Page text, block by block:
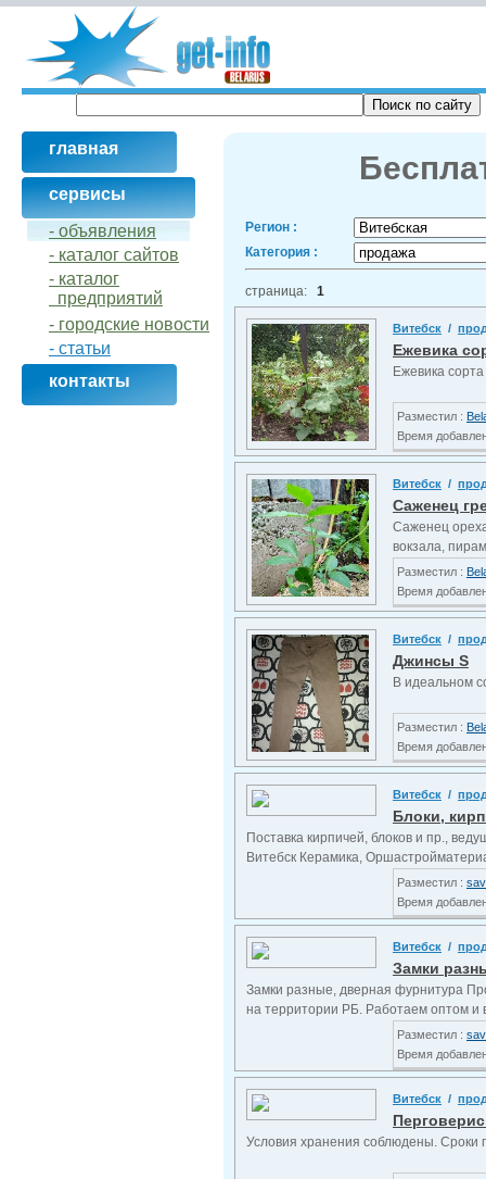
главная
сервисы
- объявления
- кaталог сайтов
- кaталог
предприятий
- городские новости
- статьи
контакты
Регион :
Категория :
страница: 1
Витебск /
Ежевика
Ежевика
Разместил :
Время
Витебск /
Саженец
Саженец
вокзала,
Разместил :
Время
Витебск /
Джинсы S
В идеальном
Разместил :
Время
Витебск /
Блоки,
Поставка кирпичей, блоков и пр.,
Витебск Керамика,
Разместил :
Время
Витебск /
Замки
Замки разные, дверная фурнитура
на территории РБ. Работаем оптом и
Разместил :
Время
Витебск /
Условия хранения соблюдены. Сроки